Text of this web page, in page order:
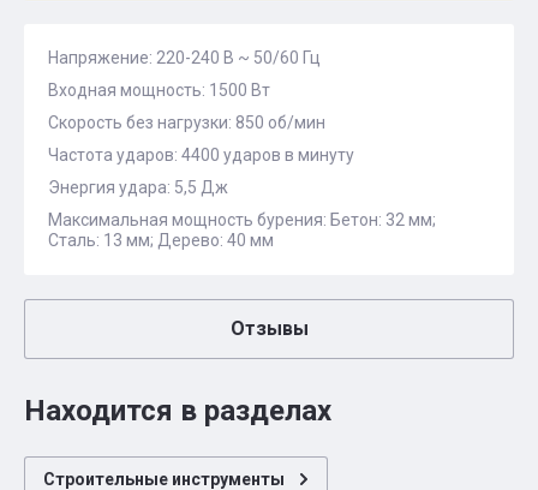
Напряжение: 220-240 В ~ 50/60 Гц
Входная мощность: 1500 Вт
Скорость без нагрузки: 850 об/мин
Частота ударов: 4400 ударов в минуту
Энергия удара: 5,5 Дж
Максимальная мощность бурения: Бетон: 32 мм;
Сталь: 13 мм; Дерево: 40 мм
Отзывы
Находится в разделах
Строительные инструменты